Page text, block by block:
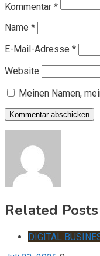
Kommentar *
Name *
E-Mail-Adresse *
Website
Meinen Namen,
Related Posts
DIGITAL